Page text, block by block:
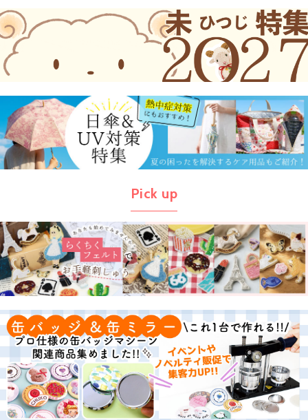
Pick up